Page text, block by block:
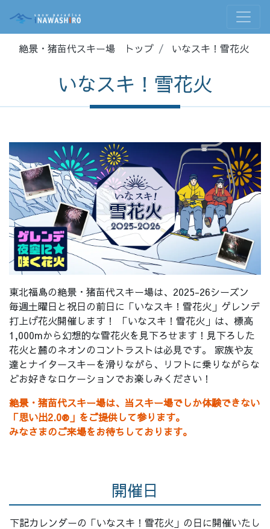
絶景・猪苗代スキー場 トップ いなスキ！雪花火
いなスキ！雪花火
東北福島の絶景・猪苗代スキー場は、 2025-26シーズン
毎週土曜日と祝日の前日に「いなスキ！雪花火」ゲレンデ
打上げ花火開催します！ 「いなスキ！雪花火」は、標高
1,000mから幻想的な雪花火を見下ろせます！見下ろした
花火と麓のネオンのコントラストは必見です。 家族や友
達とナイタースキーを滑りながら、リフトに乗りながらな
どお好きなロケーションでお楽しみください！
絶景・猪苗代スキー場は、当スキー場でしか体験できない
「思い出2.0®」をご提供して参ります。
みなさまのご来場をお待ちしております。
開催日
下記カレンダーの「いなスキ！雪花火」の日に開催いたし